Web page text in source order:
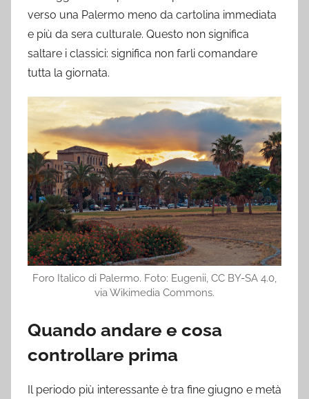
verso una Palermo meno da cartolina immediata
e più da sera culturale. Questo non significa
saltare i classici: significa non farli comandare
tutta la giornata.
Foro Italico di Palermo. Foto: Eugenii, CC BY-SA 4.0,
via Wikimedia Commons.
Quando andare e cosa
controllare prima
Il periodo più interessante è tra fine giugno e metà